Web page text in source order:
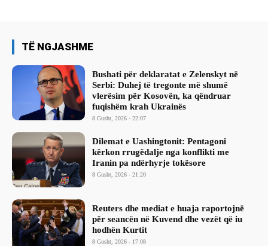
TË NGJASHME
Bushati për deklaratat e Zelenskyt në
Serbi: Duhej të tregonte më shumë
vlerësim për Kosovën, ka qëndruar
fuqishëm krah Ukrainës
8 Gusht, 2026 - 22:07
Dilemat e Uashingtonit: Pentagoni
kërkon rrugëdalje nga konflikti me
Iranin pa ndërhyrje tokësore
8 Gusht, 2026 - 21:20
Reuters dhe mediat e huaja raportojnë
për seancën në Kuvend dhe vezët që iu
hodhën Kurtit
8 Gusht, 2026 - 17:08